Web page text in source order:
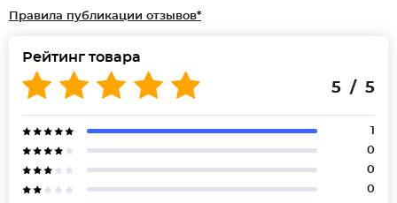
Правила публикации отзывов*
Рейтинг товара
5 / 5
1
0
0
0